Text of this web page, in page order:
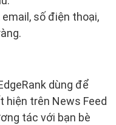
số điện thoại,
dùng để
hiện trên News Feed
tác với bạn bè